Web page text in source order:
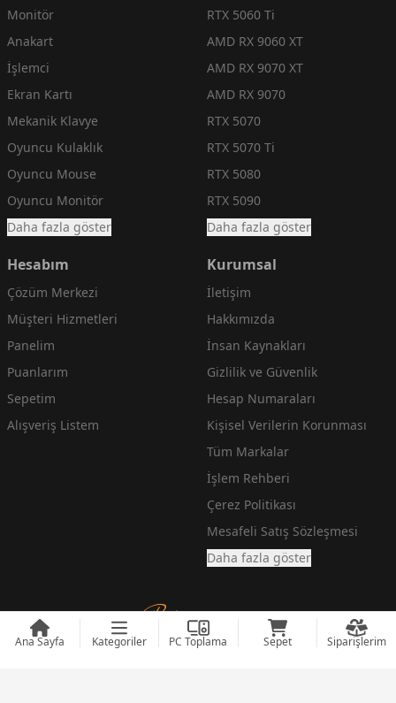
Ana Sayfa Kategoriler PC Toplama Sepet Siparişlerim
Monitör
Anakart
İşlemci
Ekran Kartı
Mekanik Klavye
Oyuncu Kulaklık
Oyuncu Mouse
Oyuncu Monitör
Daha fazla göster
RTX 5060 Ti
AMD RX 9060 XT
AMD RX 9070 XT
AMD RX 9070
RTX 5070
RTX 5070 Ti
RTX 5080
RTX 5090
Daha fazla göster
Hesabım
Çözüm Merkezi
Müşteri Hizmetleri
Panelim
Puanlarım
Sepetim
Alışveriş Listem
Kurumsal
İletişim
Hakkımızda
İnsan Kaynakları
Gizlilik ve Güvenlik
Hesap Numaraları
Kişisel Verilerin Korunması
Tüm Markalar
İşlem Rehberi
Çerez Politikası
Mesafeli Satış Sözleşmesi
Daha fazla göster